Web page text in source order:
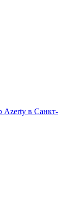
Azerty в Санкт-